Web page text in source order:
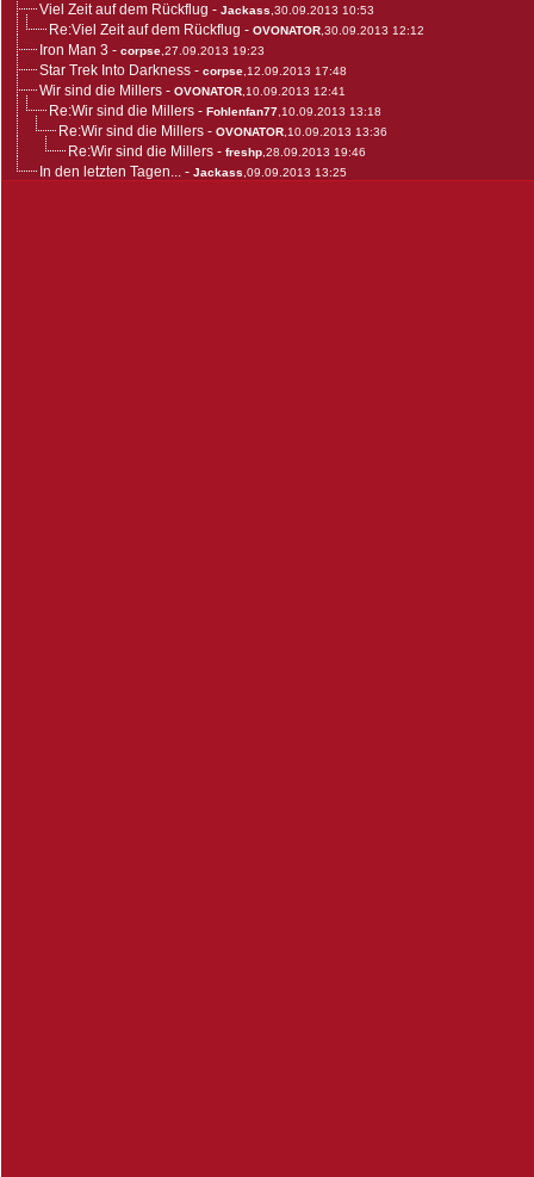
Viel Zeit auf dem Rückflug - Jackass ,30.09.2013 10:53
Re:Viel Zeit auf dem Rückflug - OVONATOR ,30.09.2013 12:12
Iron Man 3 - corpse ,27.09.2013 19:23
Star Trek Into Darkness - corpse ,12.09.2013 17:48
Wir sind die Millers - OVONATOR ,10.09.2013 12:41
Re:Wir sind die Millers - Fohlenfan77 ,10.09.2013 13:18
Re:Wir sind die Millers - OVONATOR ,10.09.2013 13:36
Re:Wir sind die Millers - freshp ,28.09.2013 19:46
In den letzten Tagen... - Jackass ,09.09.2013 13:25